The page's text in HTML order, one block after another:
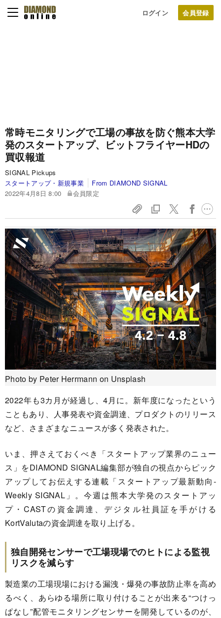
ログイン
常時モニタリングで工場の事故を防ぐ熊本大学
発のスタートアップ、ビットフライヤーHDの
買収報道
SIGNAL Pickups
スタートアップ・新規事業
From DIAMOND SIGNAL
2022年4月8日 8:00
会員限定
Photo by Peter Herrmann on Unsplash
2022年も3カ月が経過し、4月に。新年度になったという
こともあり、人事発表や資金調達、プロダクトのリリース
など、さまざまなニュースが多く発表された。
いま、押さえておくべき「スタートアップ業界のニュー
ス」をDIAMOND SIGNAL編集部が独自の視点からピック
アップしてお伝えする連載「スタートアップ最新動向-
Weekly SIGNAL」。今週は熊本大学発のスタートアッ
プ・CASTの資金調達、デジタル社員証を手がける
KortValutaの資金調達を取り上げる。
独自開発センサーで工場現場でのヒトによる監視
リスクを減らす
製造業の工場現場における漏洩・爆発の事故防止率を高め
るべく、あらゆる場所に取り付けることが出来る“つけっ
ぱなし”配管モニタリングセンサーを開発しているのが、